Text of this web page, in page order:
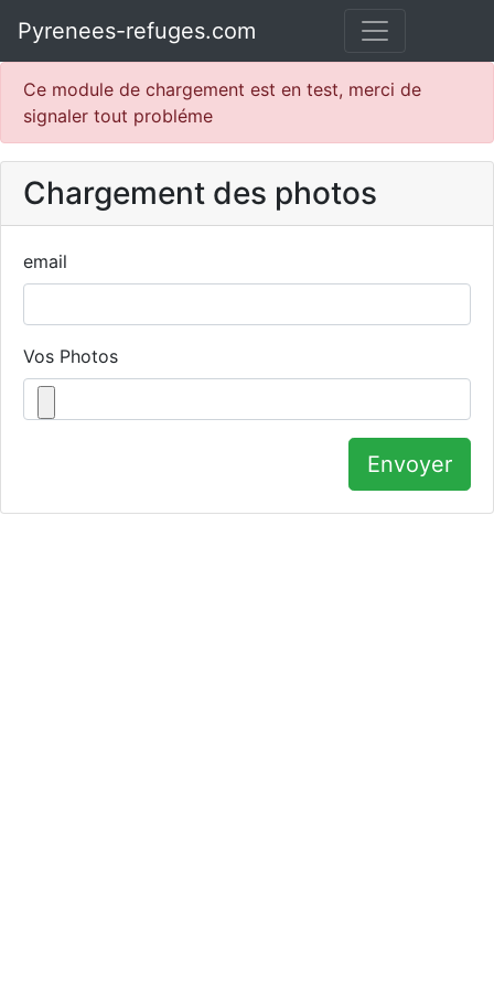
Pyrenees-refuges.com
Ce module de chargement est en test, merci de
signaler tout probléme
Chargement des photos
email
Vos Photos
Envoyer